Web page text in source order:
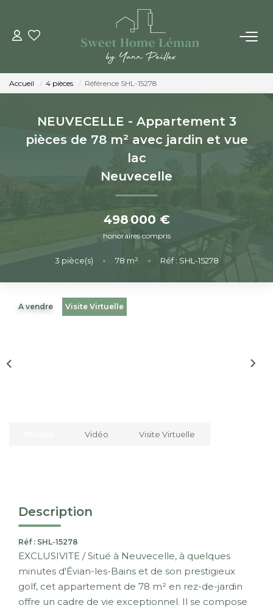
ACHETER
PROGRAMMES NEUFS
ESTIMER EN LIGNE
VENDRE
Qui Sommes-Nous
Notre Équipe
Accueil 4 pièces Référence SHL-15278
NEUVECELLE - Appartement 3
pièces de 78 m² avec jardin et vue
lac
Neuvecelle
498 000 €
honoraires compris
3 pièce(s) • 78 m² • Réf : SHL-15278
A vendre Visite Virtuelle
Vidéo Visite Virtuelle
Description
Réf : SHL-15278
EXCLUSIVITE / Situé à Neuvecelle, à quelques
minutes d'Évian-les-Bains et de son prestigieux
golf, cet appartement de 78 m² en rez-de-jardin
offre un cadre de vie exceptionnel. Il se compose